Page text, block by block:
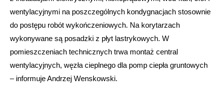
wentylacyjnymi na poszczególnych kondygnacjach stosownie
do postępu robót wykończeniowych. Na korytarzach
wykonywane są posadzki z płyt lastrykowych. W
pomieszczeniach technicznych trwa montaż central
wentylacyjnych, węzła cieplnego dla pomp ciepła gruntowych
– informuje Andrzej Wenskowski.